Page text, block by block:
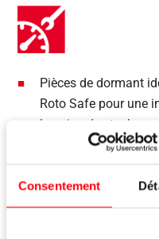
Consentement
Pièces de dormant
Roto Safe pour une
besoins de stockage
Les points de
de l'installation
Modèles de